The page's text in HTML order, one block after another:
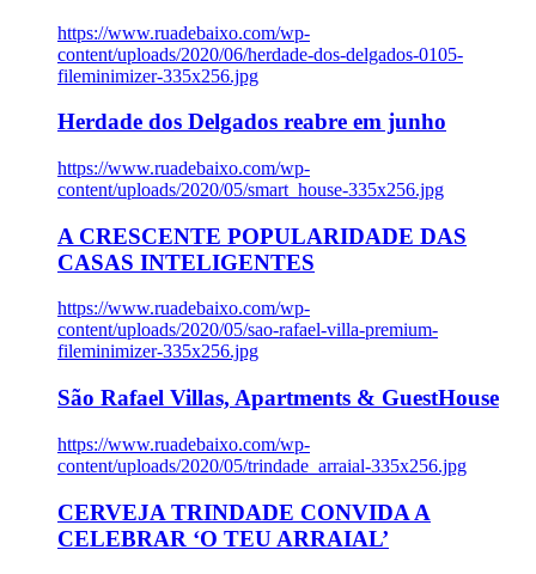
https://www.ruadebaixo.com/wp-
content/uploads/2020/06/herdade-dos-delgados-0105-
fileminimizer-335x256.jpg
Herdade dos Delgados reabre em junho
https://www.ruadebaixo.com/wp-
content/uploads/2020/05/smart_house-335x256.jpg
A CRESCENTE POPULARIDADE DAS
CASAS INTELIGENTES
https://www.ruadebaixo.com/wp-
content/uploads/2020/05/sao-rafael-villa-premium-
fileminimizer-335x256.jpg
São Rafael Villas, Apartments & GuestHouse
https://www.ruadebaixo.com/wp-
content/uploads/2020/05/trindade_arraial-335x256.jpg
CERVEJA TRINDADE CONVIDA A
CELEBRAR ‘O TEU ARRAIAL’